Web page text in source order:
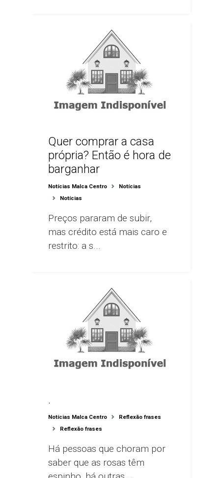
Quer comprar a casa
própria? Então é hora de
barganhar
Notícias Malca Centro
Notícias
Notícias
Preços pararam de subir,
mas crédito está mais caro e
restrito: a s...
.
Notícias Malca Centro
Reflexão frases
Reflexão frases
Há pessoas que choram por
saber que as rosas têm